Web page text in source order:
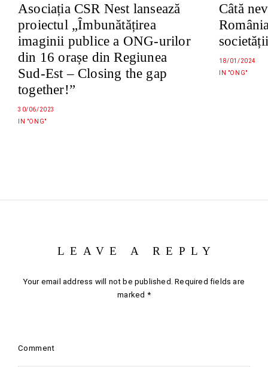
Asociația CSR Nest lansează
proiectul „Îmbunătățirea
imaginii publice a ONG-urilor
din 16 orașe din Regiunea
Sud-Est – Closing the gap
together!”
30/06/2023
IN "ONG"
Câtă
18/01/2024
IN "ONG"
LEAVE A REPLY
Your email address will not be published. Required fields are
marked *
Comment